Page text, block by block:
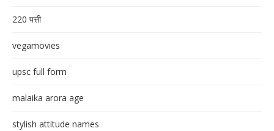
220 पत्ती
vegamovies
upsc full form
malaika arora age
stylish attitude names